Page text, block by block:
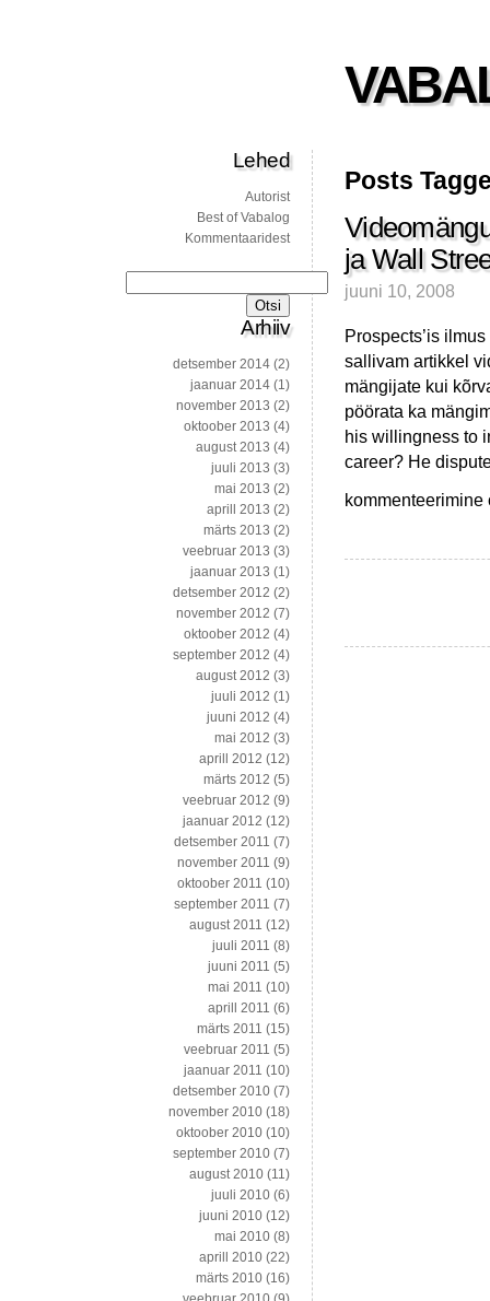
Posts
ja Wall
juuni 10, 2008
Prospects’is
sallivam artikkel
mängijate kui
pöörata ka
his willingness to
career? He
Videomängud
vasakult
Lehed
Autorist
Best of Vabalog
Kommentaaridest
Arhiiv
detsember 2014 (2)
jaanuar 2014 (1)
november 2013 (2)
oktoober 2013 (4)
august 2013 (4)
juuli 2013 (3)
mai 2013 (2)
aprill 2013 (2)
märts 2013 (2)
veebruar 2013 (3)
jaanuar 2013 (1)
detsember 2012 (2)
november 2012 (7)
oktoober 2012 (4)
september 2012 (4)
august 2012 (3)
juuli 2012 (1)
juuni 2012 (4)
mai 2012 (3)
aprill 2012 (12)
märts 2012 (5)
veebruar 2012 (9)
jaanuar 2012 (12)
detsember 2011 (7)
november 2011 (9)
oktoober 2011 (10)
september 2011 (7)
august 2011 (12)
juuli 2011 (8)
juuni 2011 (5)
mai 2011 (10)
aprill 2011 (6)
märts 2011 (15)
veebruar 2011 (5)
jaanuar 2011 (10)
detsember 2010 (7)
november 2010 (18)
oktoober 2010 (10)
september 2010 (7)
august 2010 (11)
juuli 2010 (6)
juuni 2010 (12)
mai 2010 (8)
aprill 2010 (22)
märts 2010 (16)